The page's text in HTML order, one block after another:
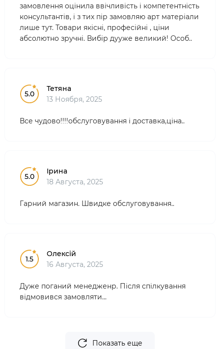
замовлення оцінила ввічливість і компетентність
консультантів, і з тих пір замовляю арт матеріали
лише тут. Товари якісні, професійні , ціни
абсолютно зручні. Вибір дууже великий! Особ..
5.0
Тетяна
13 Ноября, 2025
Все чудово!!!!обслуговування і доставка,ціна..
5.0
Ірина
18 Августа, 2025
Гарний магазин. Швидке обслуговування..
1.5
Олексій
16 Августа, 2025
Дуже поганий менедженр. Після спілкування
відмовився замовляти...
Показать еще